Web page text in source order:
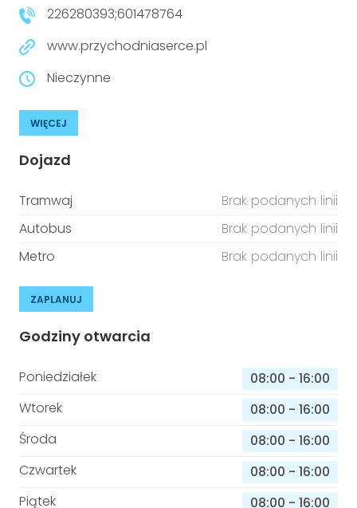
226280393;601478764
www.przychodniaserce.pl
Nieczynne
WIĘCEJ
Dojazd
Tramwaj
Brak podanych linii
Autobus
Brak podanych linii
Metro
Brak podanych linii
ZAPLANUJ
Godziny otwarcia
Poniedziałek 08:00 - 16:00
Wtorek
08:00 - 16:00
Środa
08:00 - 16:00
Czwartek
08:00 - 16:00
Piątek
08:00 - 16:00